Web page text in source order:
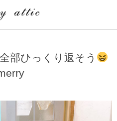
部ひっくり返そう